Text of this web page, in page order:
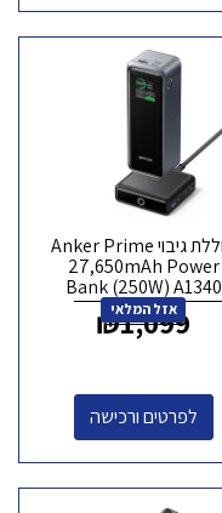
סוללת גיבוי Anker Prime
27,650mAh Power
Bank (250W) A1340
אזל המלאי₪1,099
לפרטים ורכישה